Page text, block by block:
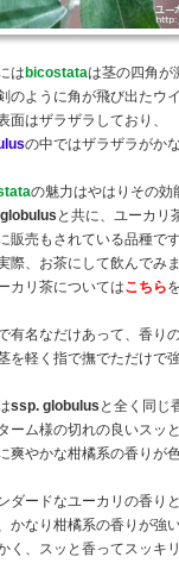
は bicostataは茎の四角が
のように角が飛び出たウ
面はザラザラしており、
の中ではザラザラがか
の魅力はやはりその効
と共に、ユーカリ
販売もされている品種で
際、お茶にして飲んでみ
カリ茶についてはこちら
有名なだけあって、香り
を軽く指で撫でただけで
ssp. globulus と全く同じ
ーム様の切れの良いスッ
爽やかな柑橘系の香りが
ダードなユーカリの香り
かなり柑橘系の香りが強
く、スッと香ってスッキ